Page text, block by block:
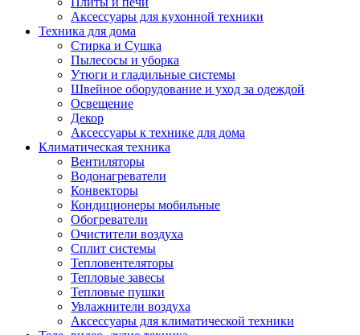
Аксессуары для кухонной техники
Техника для дома
Стирка и Сушка
Пылесосы и уборка
Утюги и гладильные системы
Швейное оборудование и уход за одеждой
Освещение
Декор
Аксессуары к технике для дома
Климатическая техника
Вентиляторы
Водонагреватели
Конвекторы
Кондиционеры мобильные
Обогреватели
Очистители воздуха
Сплит системы
Тепловентеляторы
Тепловые завесы
Тепловые пушки
Увлажнители воздуха
Аксессуары для климатической техники